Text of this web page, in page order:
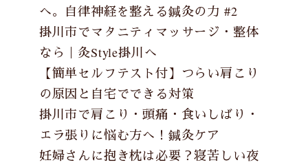
へ。自律神経を整える鍼灸の力 #2
掛川市でマタニティマッサージ・整体
なら｜灸Style掛川へ
【簡単セルフテスト付】つらい肩こり
の原因と自宅でできる対策
掛川市で肩こり・頭痛・食いしばり・
エラ張りに悩む方へ！鍼灸ケア
妊婦さんに抱き枕は必要？寝苦しい夜